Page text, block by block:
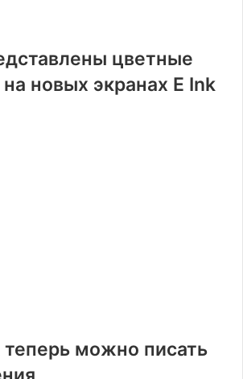
цветные
новых экранах E Ink
теперь можно писать